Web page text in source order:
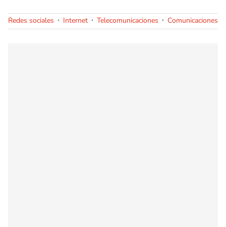
Redes sociales Internet Telecomunicaciones Comunicaciones